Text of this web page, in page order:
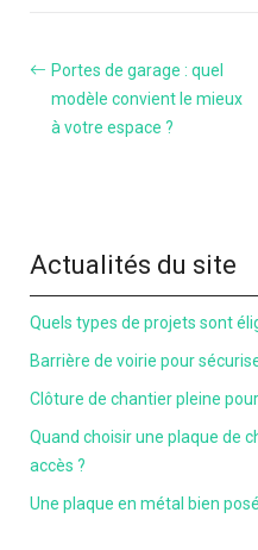
Portes de garage : quel
modèle convient le mieux
à votre espace ?
Actualités du site
Quels types de projets sont
Barrière de voirie pour
Clôture de chantier pleine
Quand choisir une plaque de
accès ?
Une plaque en métal bien